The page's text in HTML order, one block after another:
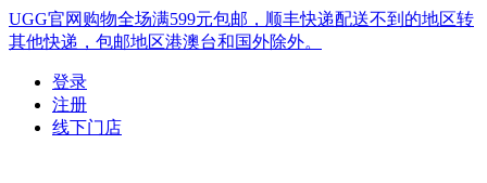
UGG官网购物全场满599元包邮，顺丰快递配送不到的地区转
其他快递，包邮地区港澳台和国外除外。
登录
注册
线下门店